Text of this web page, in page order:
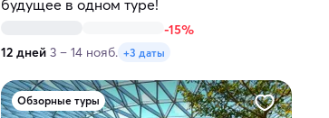
будущее в одном туре!
-15%
12 дней 3 – 14 нояб. +3 даты
Обзорные туры